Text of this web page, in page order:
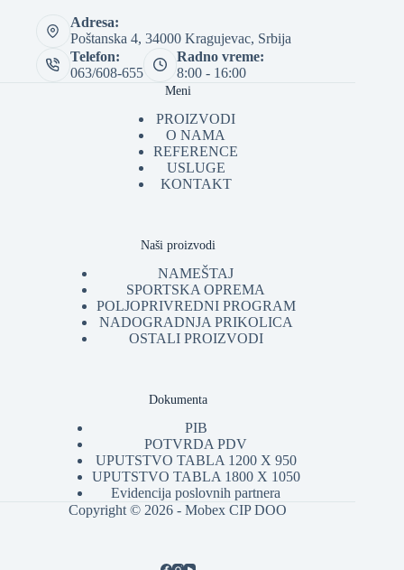
Adresa:
Poštanska 4, 34000 Kragujevac, Srbija
Telefon:
063/608-655
Radno vreme:
8:00 - 16:00
Meni
PROIZVODI
O NAMA
REFERENCE
USLUGE
KONTAKT
Naši proizvodi
NAMEŠTAJ
SPORTSKA OPREMA
POLJOPRIVREDNI PROGRAM
NADOGRADNJA PRIKOLICA
OSTALI PROIZVODI
Dokumenta
PIB
POTVRDA PDV
UPUTSTVO TABLA 1200 X 950
UPUTSTVO TABLA 1800 X 1050
Evidencija poslovnih partnera
Copyright © 2026 - Mobex CIP DOO